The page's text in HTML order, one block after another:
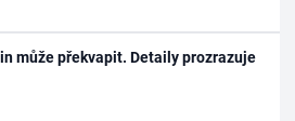
může překvapit. Detaily prozrazuje